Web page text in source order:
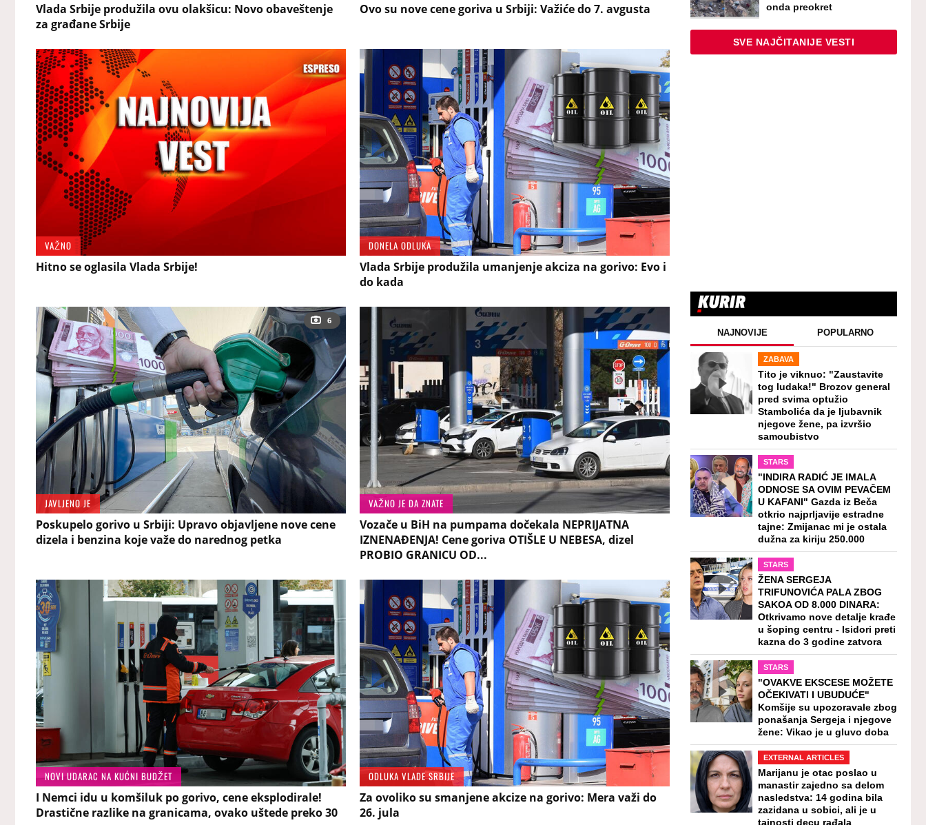
Vlada Srbije produžila ovu olakšicu: Novo obaveštenje
za građane Srbije
Ovo su nove cene goriva u Srbiji: Važiće do 7. avgusta
VAŽNO
Hitno se oglasila Vlada Srbije!
DONELA ODLUKA
Vlada Srbije produžila umanjenje akciza na gorivo: Evo i
do kada
6
JAVLJENO JE
Poskupelo gorivo u Srbiji: Upravo objavljene nove cene
dizela i benzina koje važe do narednog petka
VAŽNO JE DA ZNATE
Vozače u BiH na pumpama dočekala NEPRIJATNA
IZNENAĐENJA! Cene goriva OTIŠLE U NEBESA, dizel
PROBIO GRANICU OD...
NOVI UDARAC NA KUĆNI BUDŽET
I Nemci idu u komšiluk po gorivo, cene eksplodirale!
Drastične razlike na granicama, ovako uštede preko 30
ODLUKA VLADE SRBIJE
Za ovoliko su smanjene akcize na gorivo: Mera važi do
26. jula
onda preokret
SVE NAJČITANIJE VESTI
NAJNOVIJE POPULARNO
ZABAVA
Tito je viknuo: "Zaustavite
tog ludaka!" Brozov general
pred svima optužio
Stambolića da je ljubavnik
njegove žene, pa izvršio
samoubistvo
STARS
"INDIRA RADIĆ JE IMALA
ODNOSE SA OVIM PEVAČEM
U KAFANI" Gazda iz Beča
otkrio najprljavije estradne
tajne: Zmijanac mi je ostala
dužna za kiriju 250.000
STARS
ŽENA SERGEJA
TRIFUNOVIĆA PALA ZBOG
SAKOA OD 8.000 DINARA:
Otkrivamo nove detalje krađe
u šoping centru - Isidori preti
kazna do 3 godine zatvora
STARS
"OVAKVE EKSCESE MOŽETE
OČEKIVATI I UBUDUĆE"
Komšije su upozoravale zbog
ponašanja Sergeja i njegove
žene: Vikao je u gluvo doba
EXTERNAL ARTICLES
Marijanu je otac poslao u
manastir zajedno sa delom
nasledstva: 14 godina bila
zazidana u sobici, ali je u
tajnosti decu rađala